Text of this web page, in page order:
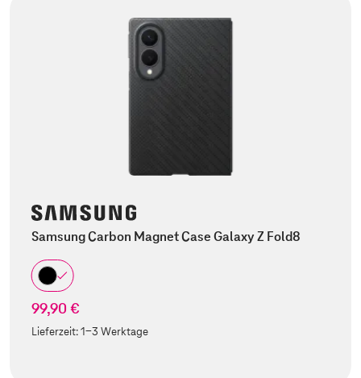
Samsung Carbon Magnet Case Galaxy Z Fold8
99,90 €
Lieferzeit:1-3 Werktage